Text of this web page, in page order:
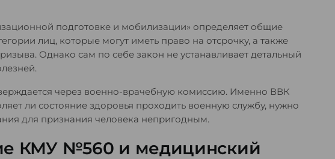
подготовке и мобилизации» определяет общие
лиц, которые могут иметь право на отсрочку, а также
Однако сам по себе закон не устанавливает детальный
через военно-врачебную комиссию. Именно ВВК
ли состояние здоровья проходить военную службу, нужно
для признания человека непригодным.
КМУ №560 и медицинский